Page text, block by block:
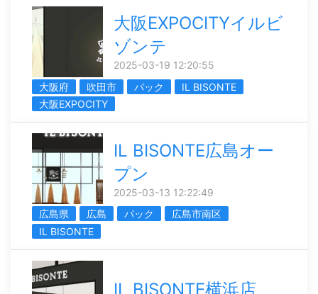
大阪EXPOCITYイルビ
ゾンテ
2025-03-19 12:20:55
大阪府
吹田市 パック
IL BISONTE
大阪EXPOCITY
IL BISONTE広島オー
プン
2025-03-13 12:22:49
広島県
広島 パック
広島市南区
IL BISONTE
IL BISONTE横浜店